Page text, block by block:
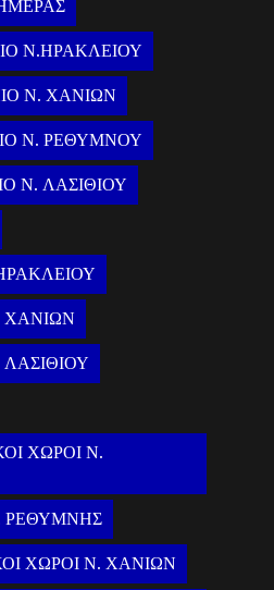
Ν.ΗΡΑΚΛΕΙΟΥ
Ν. ΧΑΝΙΩΝ
Ν. ΡΕΘΥΜΝΟΥ
Ν. ΛΑΣΙΘΙΟΥ
ΧΑΝΙΩΝ
ΧΩΡΟΙ Ν.
ΡΕΘΥΜΝΗΣ
ΧΩΡΟΙ Ν. ΧΑΝΙΩΝ